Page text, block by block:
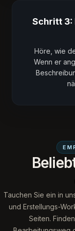
Schritt 3:
Höre, wie
Wenn er
Tauchen Sie ein in
und Erstellungs-
Seiten.